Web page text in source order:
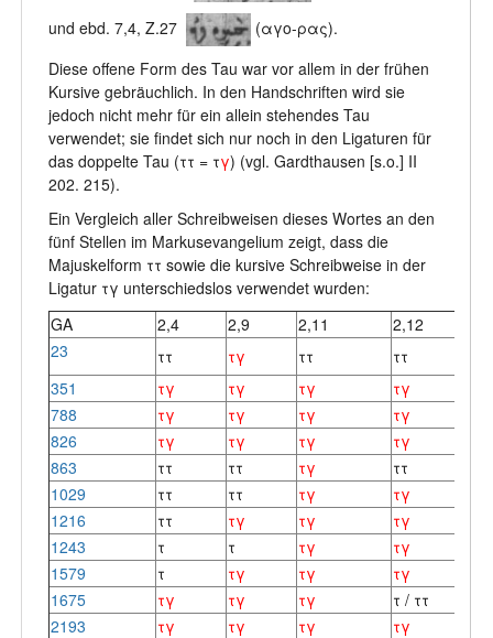
und ebd. 7,4, Z.27
(αγο-ρας).
Diese offene Form des Tau war vor allem in der frühen
Kursive gebräuchlich. In den Handschriften wird sie
jedoch nicht mehr für ein allein stehendes Tau
verwendet; sie findet sich nur noch in den Ligaturen für
das doppelte Tau (ττ = τγ) (vgl. Gardthausen [s.o.] ΙΙ
202. 215).
Ein Vergleich aller Schreibweisen dieses Wortes an den
fünf Stellen im Markusevangelium zeigt, dass die
Majuskelform ττ sowie die kursive Schreibweise in der
Ligatur τγ unterschiedslos verwendet wurden:
GA
2,4 2,9 2,11
2,12
23
ττ τγ ττ
ττ
351
τγ τγ τγ
τγ
788
τγ τγ τγ
τγ
826
τγ τγ τγ
τγ
863
ττ ττ τγ
ττ
1029
ττ ττ τγ
τγ
1216
ττ τγ τγ
τγ
1243
τ τ τγ
τγ
1579
τ τγ τγ
τγ
1675
τγ τγ τγ
τ / ττ
2193
τγ τγ τγ
τγ